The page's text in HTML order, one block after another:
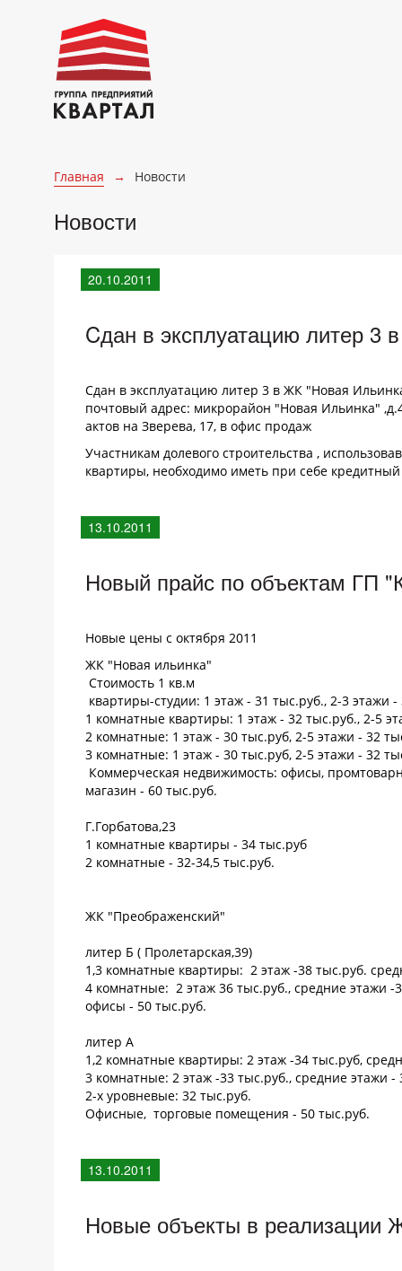
Главная → Новости
Новости
20.10.2011
Cдан в эксплуатацию литер
Сдан в эксплуатацию литер 3 в ЖК "Новая
почтовый адрес: микрорайон "Новая Ильинка"
актов на Зверева, 17, в офис продаж
Участникам долевого строительства ,
квартиры, необходимо иметь при себе
13.10.2011
Новый прайс по объектам ГП
Новые цены с октября 2011
ЖК "Новая ильинка"
Стоимость 1 кв.м
квартиры-студии: 1 этаж - 31 тыс.руб., 2-3 этажи -
1 комнатные квартиры: 1 этаж - 32 тыс.руб., 2-5
2 комнатные: 1 этаж - 30 тыс.руб, 2-5 этажи - 32
3 комнатные: 1 этаж - 30 тыс.руб, 2-5 этажи - 32
Коммерческая недвижимость: офисы,
магазин - 60 тыс.руб.
Г.Горбатова,23
1 комнатные квартиры - 34 тыс.руб
2 комнатные - 32-34,5 тыс.руб.
ЖК "Преображенский"
литер Б ( Пролетарская,39)
1,3 комнатные квартиры: 2 этаж -38 тыс.руб.
4 комнатные: 2 этаж 36 тыс.руб., средние этажи -
офисы - 50 тыс.руб.
литер А
1,2 комнатные квартиры: 2 этаж -34 тыс.руб,
3 комнатные: 2 этаж -33 тыс.руб., средние этажи -
2-х уровневые: 32 тыс.руб.
Офисные, торговые помещения - 50 тыс.руб.
13.10.2011
Новые объекты в реализации